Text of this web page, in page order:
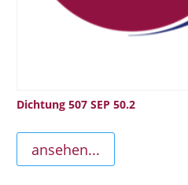
Dichtung 507 SEP 50.2
ansehen...